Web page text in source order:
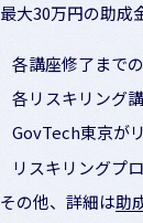
最大30万円の助成
各講座修了まで
各リスキリング
GovTech東京が
リスキリングプ
その他、詳細は助